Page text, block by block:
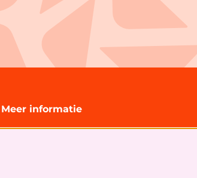
Meer informatie
Technische informatie